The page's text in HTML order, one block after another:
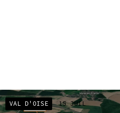
VAL D'OISE 15 JUIL